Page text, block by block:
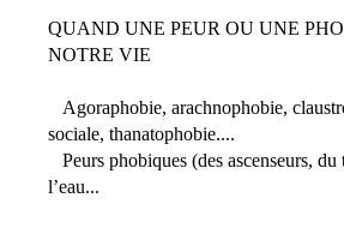
QUAND UNE PEUR OU UNE
NOTRE VIE
Agoraphobie, arachnophobie,
sociale, thanatophobie....
Peurs phobiques (des ascenseurs,
l’eau...